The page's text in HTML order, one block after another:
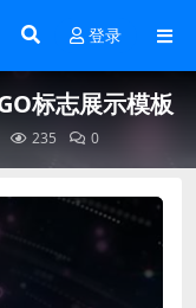
登录
标志展示模板
235 0